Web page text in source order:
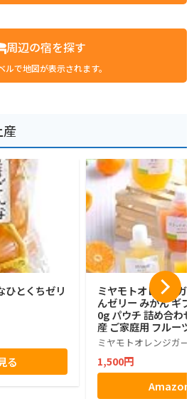
周辺の宿を探す
ルで地図が表示されます。
産
ひとくちゼリ
る
ミヤモトオレンジガ
んゼリー みかん ギ
0g パウチ 詰め合わ
産 ご家庭用 フルー
物不使用 (4本)
ミヤモトオレンジガー
1,500円
Amazon